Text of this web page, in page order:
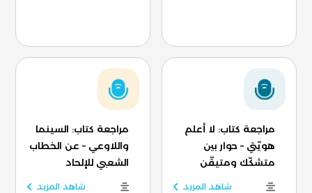
مراجعة كتاب: لا أعلم
هويّتي – حوار بين
متشكّك ومتيقّن
شاهد المزيد
مراجعة كتاب: السينما
واللاوعي – عن الخطاب
الشعبي للإلحاد
شاهد المزيد